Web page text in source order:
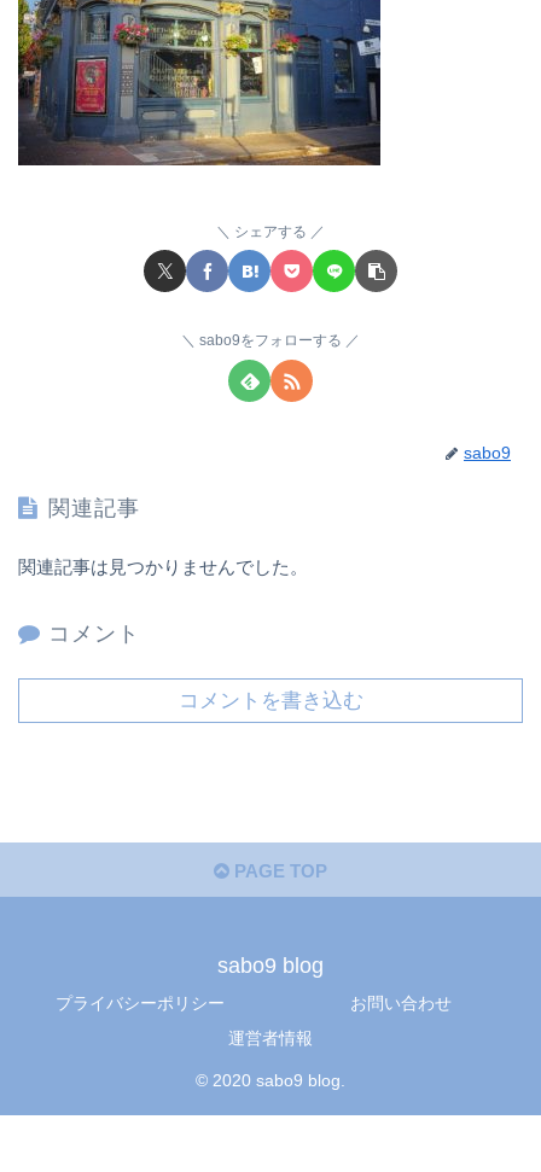
シェアする
sabo9をフォローする
sabo9
関連記事
関連記事は見つかりませんでした。
コメント
コメントを書き込む
PAGE TOP
sabo9 blog
プライバシーポリシー
お問い合わせ
運営者情報
© 2020 sabo9 blog.